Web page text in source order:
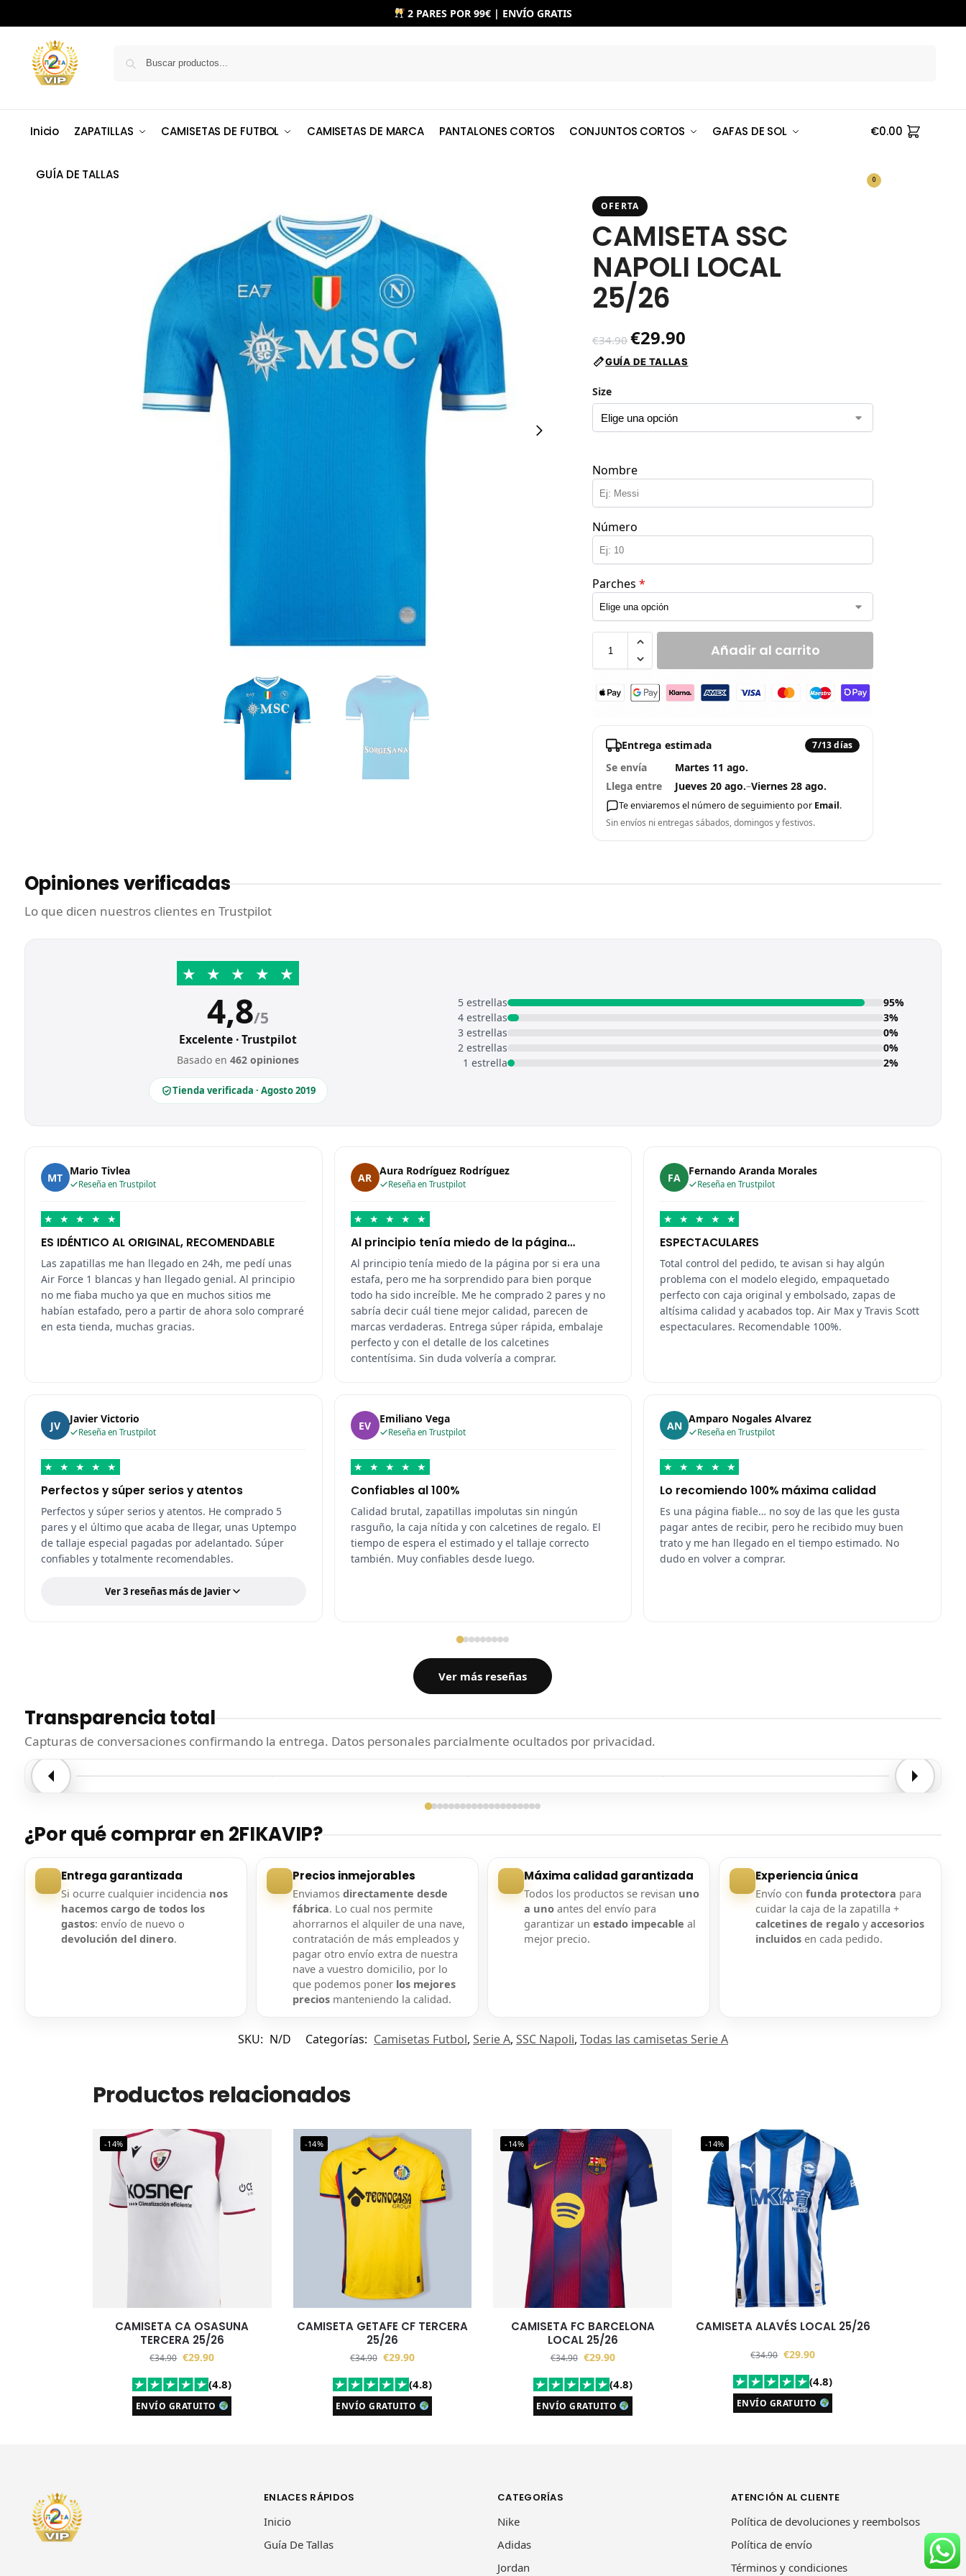
2 PARES POR 99€ | ENVÍO GRATIS
Inicio ZAPATILLAS CAMISETAS DE FUTBOL CAMISETAS DE MARCA PANTALONES CORTOS CONJUNTOS CORTOS GAFAS DE SOL
GUÍA DE TALLAS
€0.00
0
OFERTA
CAMISETA SSC
NAPOLI LOCAL
25/26
€34.90 €29.90
GUÍA DE TALLAS
Size
Nombre
Número
Parches *
Añadir al carrito
Entrega estimada 7/13 días
Se envía
Martes 11 ago.
Llega entre
Jueves 20 ago.–Viernes 28 ago.
Te enviaremos el número de seguimiento por Email.
Sin envíos ni entregas sábados, domingos y festivos.
Opiniones verificadas
Lo que dicen nuestros clientes en Trustpilot
★ ★ ★ ★ ★
4,8/5
Excelente · Trustpilot
Basado en462 opiniones
Tienda verificada · Agosto 2019
5 estrellas
95%
4 estrellas
3%
3 estrellas
0%
2 estrellas
0%
1 estrella
2%
MT Mario Tivlea
Reseña en Trustpilot
★ ★ ★ ★ ★
ES IDÉNTICO AL ORIGINAL, RECOMENDABLE
Las zapatillas me han llegado en 24h, me pedí unas
Air Force 1 blancas y han llegado genial. Al principio
no me fiaba mucho ya que en muchos sitios me
habían estafado, pero a partir de ahora solo compraré
en esta tienda, muchas gracias.
AR Aura Rodríguez Rodríguez
Reseña en Trustpilot
★ ★ ★ ★ ★
Al principio tenía miedo de la página…
Al principio tenía miedo de la página por si era una
estafa, pero me ha sorprendido para bien porque
todo ha sido increíble. Me he comprado 2 pares y no
sabría decir cuál tiene mejor calidad, parecen de
marcas verdaderas. Entrega súper rápida, embalaje
perfecto y con el detalle de los calcetines
contentísima. Sin duda volvería a comprar.
FA Fernando Aranda Morales
Reseña en Trustpilot
★ ★ ★ ★ ★
ESPECTACULARES
Total control del pedido, te avisan si hay algún
problema con el modelo elegido, empaquetado
perfecto con caja original y embolsado, zapas de
altísima calidad y acabados top. Air Max y Travis Scott
espectaculares. Recomendable 100%.
JV Javier Victorio
Reseña en Trustpilot
★ ★ ★ ★ ★
Perfectos y súper serios y atentos
Perfectos y súper serios y atentos. He comprado 5
pares y el último que acaba de llegar, unas Uptempo
de tallaje especial pagadas por adelantado. Súper
confiables y totalmente recomendables.
Ver 3 reseñas más de Javier
EV Emiliano Vega
Reseña en Trustpilot
★ ★ ★ ★ ★
Confiables al 100%
Calidad brutal, zapatillas impolutas sin ningún
rasguño, la caja nítida y con calcetines de regalo. El
tiempo de espera el estimado y el tallaje correcto
también. Muy confiables desde luego.
AN Amparo Nogales Alvarez
Reseña en Trustpilot
★ ★ ★ ★ ★
Lo recomiendo 100% máxima calidad
Es una página fiable… no soy de las que les gusta
pagar antes de recibir, pero he recibido muy buen
trato y me han llegado en el tiempo estimado. No
dudo en volver a comprar.
Ver más reseñas
Transparencia total
Capturas de conversaciones confirmando la entrega. Datos personales parcialmente ocultados por privacidad.
Entrega confirmada
¿Por qué comprar en 2FIKAVIP?
Entrega garantizada
Si ocurre cualquier incidencia nos
hacemos cargo de todos los
gastos: envío de nuevo o
devolución del dinero.
Precios inmejorables
Enviamos directamente desde
fábrica. Lo cual nos permite
ahorrarnos el alquiler de una nave,
contratación de más empleados y
pagar otro envío extra de nuestra
nave a vuestro domicilio, por lo
que podemos poner los mejores
preciosmanteniendo la calidad.
Máxima calidad garantizada
Todos los productos se revisan uno
a unoantes del envío para
garantizar un estado impecable al
mejor precio.
Experiencia única
Envío confunda protectora para
cuidar la caja de la zapatilla +
calcetines de regalo yaccesorios
incluidos en cada pedido.
SKU: N/D Categorías: Camisetas Futbol, Serie A, SSC Napoli, Todas las camisetas Serie A
Productos relacionados
-14%
CAMISETA CA OSASUNA
TERCERA 25/26
€34.90 €29.90
(4.8)
ENVÍO GRATUITO
-14%
CAMISETA GETAFE CF TERCERA
25/26
€34.90 €29.90
(4.8)
ENVÍO GRATUITO
-14%
CAMISETA FC BARCELONA
LOCAL 25/26
€34.90 €29.90
(4.8)
ENVÍO GRATUITO
-14%
CAMISETA ALAVÉS LOCAL 25/26
€34.90 €29.90
(4.8)
ENVÍO GRATUITO
ENLACES RÁPIDOS
Inicio
Guía De Tallas
CATEGORÍAS
Nike
Adidas
Jordan
ATENCIÓN AL CLIENTE
Política de devoluciones y reembolsos
Política de envío
Términos y condiciones